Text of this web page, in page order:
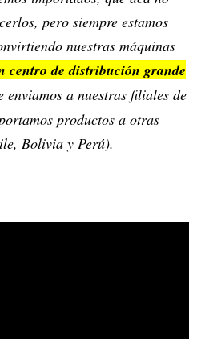
pero siempre estamos
nuestras máquinas
centro de distribución grande
enviamos a nuestras filiales de
productos a otras
Bolivia y Perú).